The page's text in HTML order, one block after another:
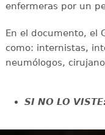
enfermeras por un
En el documento, el
como: internistas,
neumólogos,
SI NO LO